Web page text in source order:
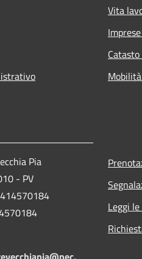
Vita
Pia
- PV
Leggi le